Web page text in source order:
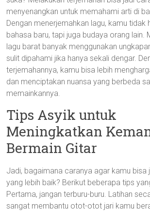
menyenangkan untuk memahami arti di
Dengan menerjemahkan lagu, kamu tidak
bahasa baru, tapi juga budaya orang lain.
lagu barat banyak menggunakan
sulit dipahami jika hanya sekali dengar.
terjemahannya, kamu bisa lebih
dan menciptakan nuansa yang berbeda
memainkannya.
Tips Asyik untuk
Meningkatkan
Bermain Gitar
Jadi, bagaimana caranya agar kamu bisa
yang lebih baik? Berikut beberapa tips
Pertama, jangan terburu-buru. Latihan
sangat membantu otot-otot jari kamu